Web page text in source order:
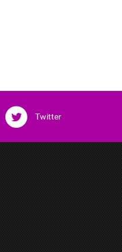
Twitter